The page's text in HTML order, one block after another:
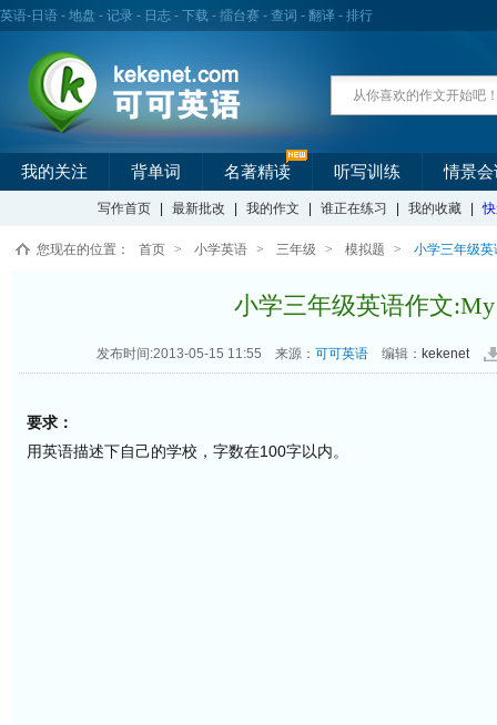
英语- 日语 - 地盘 - 记录 - 日志 - 下载 - 擂台赛 - 查词 - 翻译 - 排行
我的关注 背单词 名著精读 听写训练 情景会
写作首页 最新批改 我的作文 谁正在练习 我的收藏
您现在的位置： 首页 > 小学英语 > 三年级 > 模拟题 > 小学三年级
小学三年级英语作文:My
发布时间:2013-05-15 11:55 来源： 可可英语 编辑： kekenet
要求：
用英语描述下自己的学校，字数在100字以内。